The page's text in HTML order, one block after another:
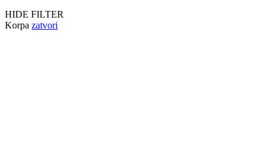
HIDE FILTER
Korpa zatvori